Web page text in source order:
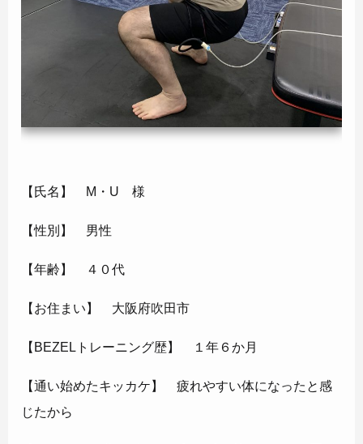
【氏名】 M・U 様
【性別】 男性
【年齢】 ４０代
【お住まい】 大阪府吹田市
【BEZELトレーニング歴】 １年６か月
【通い始めたキッカケ】 疲れやすい体になったと感
じたから